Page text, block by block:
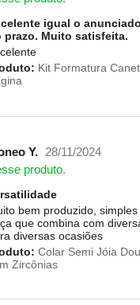
igual o
prazo. Muito satisfeita.
Kit Formatura
Y. 28/11/2024
produto.
bem produzido,
que combina com
diversas ocasiões
Colar Semi Jóia
Zircônias